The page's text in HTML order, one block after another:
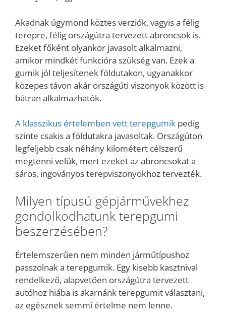
Akadnak úgymond köztes verziók, vagyis a félig
terepre, félig országútra tervezett abroncsok is.
Ezeket főként olyankor javasolt alkalmazni,
amikor mindkét funkcióra szükség van. Ezek a
gumik jól teljesítenek földutakon, ugyanakkor
közepes távon akár országúti viszonyok között is
bátran alkalmazhatók.
A klasszikus értelemben vett terepgumik pedig
szinte csakis a földutakra javasoltak. Országúton
legfeljebb csak néhány kilométert célszerű
megtenni velük, mert ezeket az abroncsokat a
sáros, ingoványos terepviszonyokhoz tervezték.
Milyen típusú gépjárművekhez
gondolkodhatunk terepgumi
beszerzésében?
Értelemszerűen nem minden járműtípushoz
passzolnak a terepgumik. Egy kisebb kasztnival
rendelkező, alapvetően országútra tervezett
autóhoz hiába is akarnánk terepgumit választani,
az egésznek semmi értelme nem lenne.